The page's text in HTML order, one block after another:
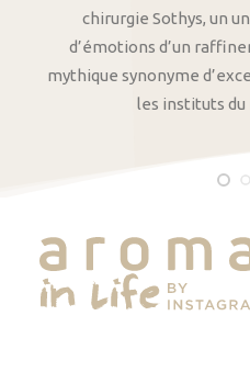
chirurgie Sothys, un
d’émotions d’un
mythique synonyme
les instituts